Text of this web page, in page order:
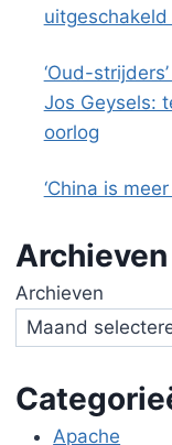
uitgeschakeld
‘Oud-
Jos Geysels:
oorlog
‘China is
Archieven
Archieven
Apache